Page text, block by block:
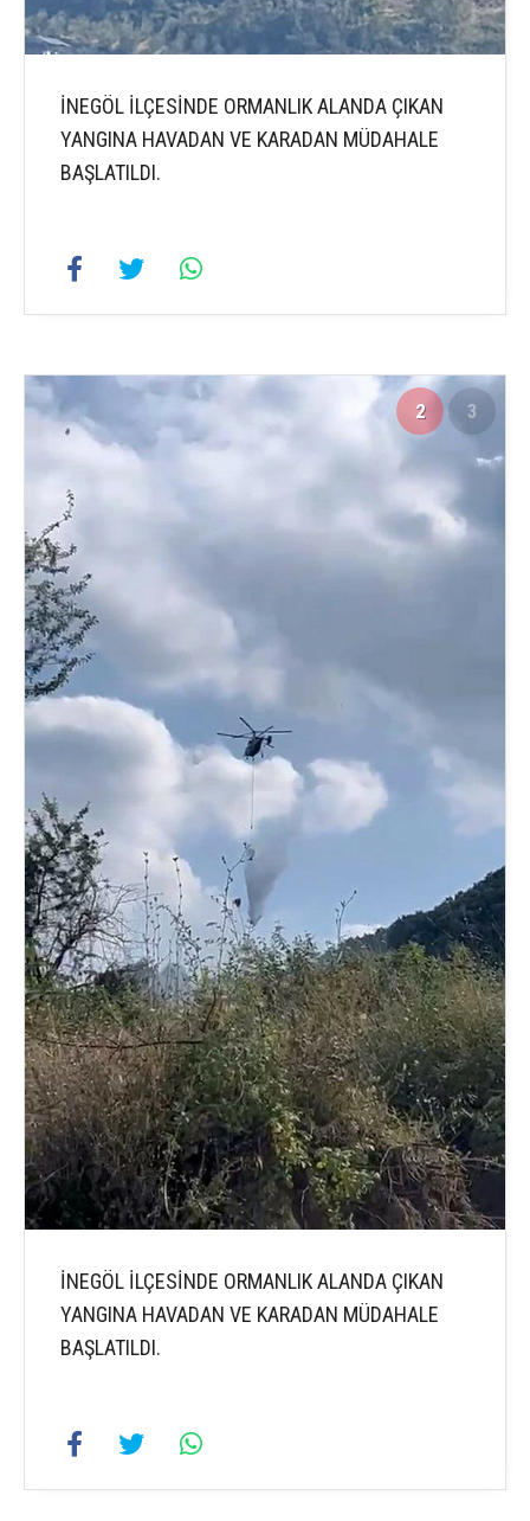
İNEGÖL İLÇESİNDE ORMANLIK ALANDA ÇIKAN
YANGINA HAVADAN VE KARADAN MÜDAHALE
BAŞLATILDI.
2 3
İNEGÖL İLÇESİNDE ORMANLIK ALANDA ÇIKAN
YANGINA HAVADAN VE KARADAN MÜDAHALE
BAŞLATILDI.